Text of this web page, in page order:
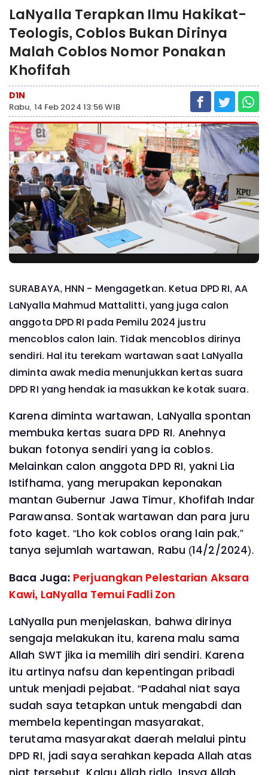
LaNyalla Terapkan Ilmu Hakikat-
Teologis, Coblos Bukan Dirinya
Malah Coblos Nomor Ponakan
Khofifah
D1N
Rabu, 14 Feb 2024 13:56 WIB
SURABAYA, HNN - Mengagetkan. Ketua DPD RI, AA
LaNyalla Mahmud Mattalitti, yang juga calon
anggota DPD RI pada Pemilu 2024 justru
mencoblos calon lain. Tidak mencoblos dirinya
sendiri. Hal itu terekam wartawan saat LaNyalla
diminta awak media menunjukkan kertas suara
DPD RI yang hendak ia masukkan ke kotak suara.
Karena diminta wartawan, LaNyalla spontan
membuka kertas suara DPD RI. Anehnya
bukan fotonya sendiri yang ia coblos.
Melainkan calon anggota DPD RI, yakni Lia
Istifhama, yang merupakan keponakan
mantan Gubernur Jawa Timur, Khofifah Indar
Parawansa. Sontak wartawan dan para juru
foto kaget. “Lho kok coblos orang lain pak,”
tanya sejumlah wartawan, Rabu (14/2/2024).
Baca Juga: Perjuangkan Pelestarian Aksara
Kawi, LaNyalla Temui Fadli Zon
LaNyalla pun menjelaskan, bahwa dirinya
sengaja melakukan itu, karena malu sama
Allah SWT jika ia memilih diri sendiri. Karena
itu artinya nafsu dan kepentingan pribadi
untuk menjadi pejabat. “Padahal niat saya
sudah saya tetapkan untuk mengabdi dan
membela kepentingan masyarakat,
terutama masyarakat daerah melalui pintu
DPD RI, jadi saya serahkan kepada Allah atas